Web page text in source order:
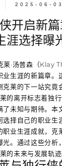
2025-06-
开启新
涯选择曝
莱·汤普森（Klay
业生涯的新篇章。
克莱的下一站究竟
的离开标志着独
了未知与期待。本
选择自己的职业生
职业生涯成就，克
光。通过这些分析
的未来与发展轨迹